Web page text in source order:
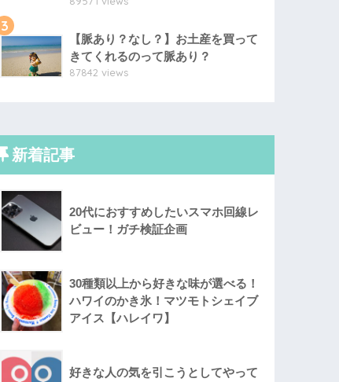
3
【脈あり？なし？】お土産を買って
きてくれるのって脈あり？
87842 views
新着記事
20代におすすめしたいスマホ回線レ
ビュー！ガチ検証企画
30種類以上から好きな味が選べる！
ハワイのかき氷！マツモトシェイブ
アイス【ハレイワ】
好きな人の気を引こうとしてやって